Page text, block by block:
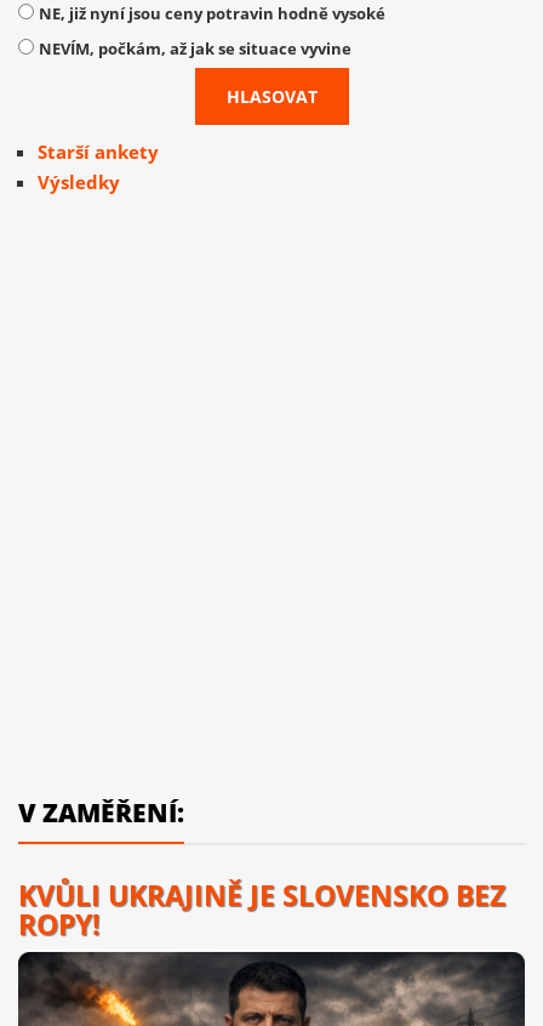
NE, již nyní jsou ceny potravin hodně vysoké
NEVÍM, počkám, až jak se situace vyvine
Starší ankety
Výsledky
V ZAMĚŘENÍ:
KVŮLI UKRAJINĚ JE SLOVENSKO BEZ
ROPY!